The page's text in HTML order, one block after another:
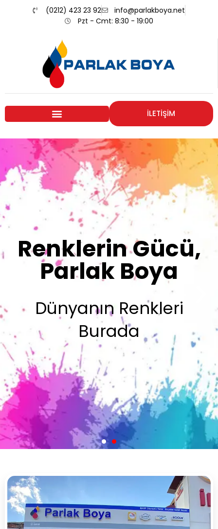
(0212) 423 23 92
info@parlakboya.net
Pzt - Cmt: 8:30 - 19:00
İLETİŞİM
Renklerimiz
Sizin İmzanız
Olsun